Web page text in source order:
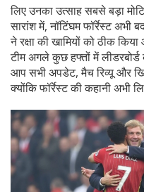
लिए उनका उत्साह सबसे बड़ा
सारांश में, नॉटिंघम फॉर्रेस्ट अभी
ने रक्षा की खामियों को ठीक
टीम अगले कुछ हफ्तों में
आप सभी अपडेट, मैच रिव्यू और
क्योंकि फॉर्रेस्ट की कहानी अभी